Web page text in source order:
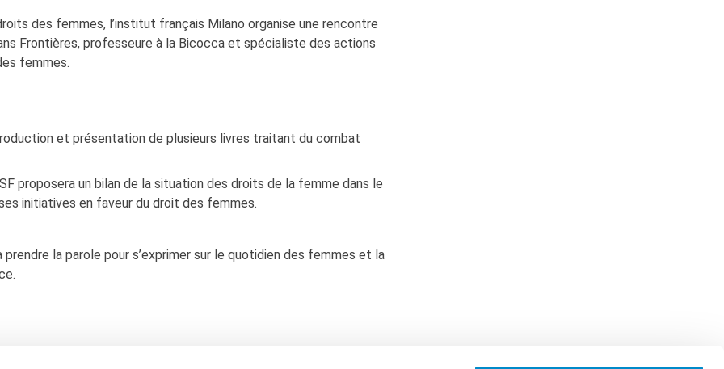
des femmes, l’institut français Milano organise une rencontre
Frontières, professeure à la Bicocca et spécialiste des actions
femmes.
et présentation de plusieurs livres traitant du combat
proposera un bilan de la situation des droits de la femme dans le
initiatives en faveur du droit des femmes.
prendre la parole pour s’exprimer sur le quotidien des femmes et la